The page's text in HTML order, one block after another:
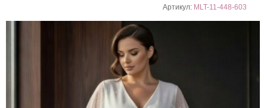
Артикул: MLT-11-448-603